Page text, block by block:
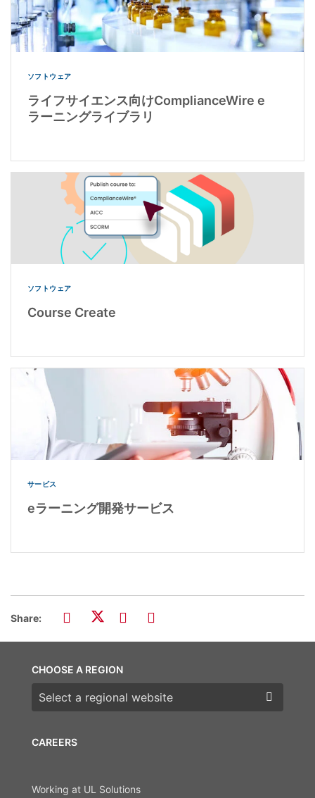
ソフトウェア
ライフサイエンス向けComplianceWire e
ラーニングライブラリ
ソフトウェア
Course Create
サービス
eラーニング開発サービス
Share:
CAREERS
Working at UL Solutions
CHOOSE A REGION
Choose a region